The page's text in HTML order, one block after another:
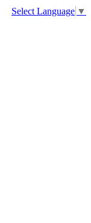
Select Language ▼